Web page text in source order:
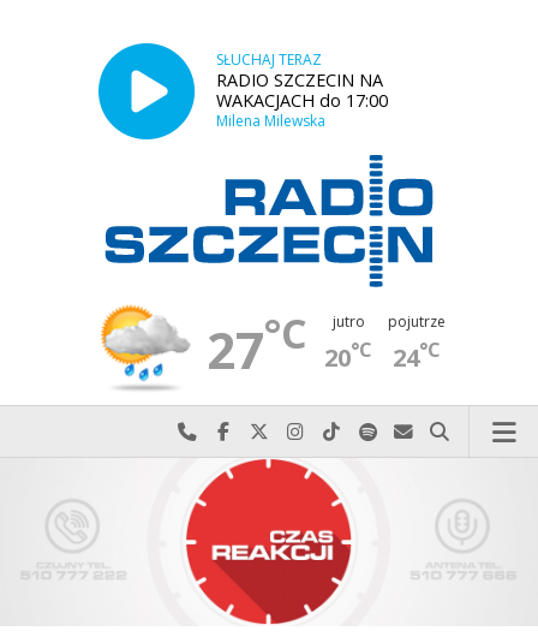
SŁUCHAJ TERAZ
RADIO SZCZECIN NA
WAKACJACH do 17:00
Milena Milewska
27°C jutro
20°C
pojutrze
24°C
Najlepiej po prostu do nas zadzwoń
Odwiedź nas na Facebook-u
Odwiedź nas na X
Odwiedź nas na Instagram-ie
Odwiedź nas na TikTok-u
Szukaj nas na Spotify
Wyślij do nas
Szukaj